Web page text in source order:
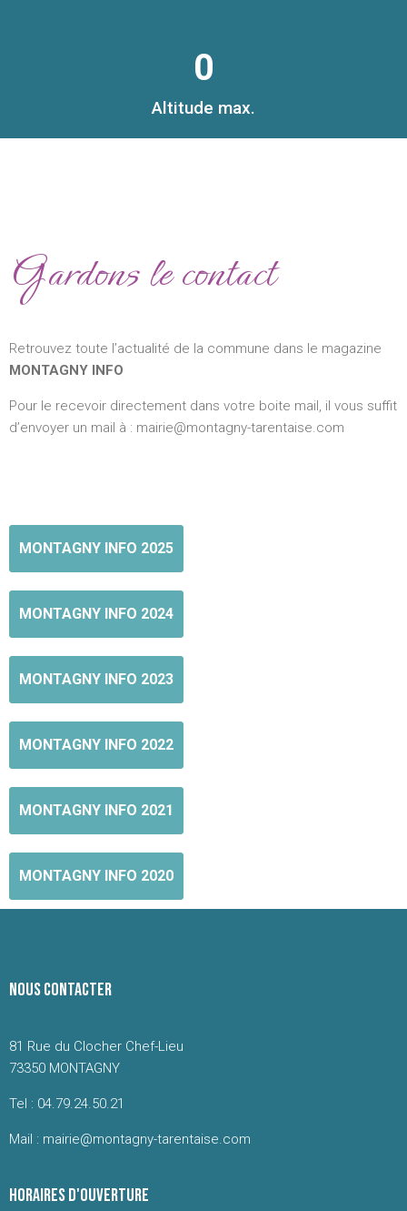
Altitude max.
0
Gardons le contact
Retrouvez toute l’actualité de la commune dans le magazine
MONTAGNY INFO
Pour le recevoir directement dans votre boite mail, il vous suffit
d’envoyer un mail à : mairie@montagny-tarentaise.com
MONTAGNY INFO 2025
MONTAGNY INFO 2024
MONTAGNY INFO 2023
MONTAGNY INFO 2022
MONTAGNY INFO 2021
MONTAGNY INFO 2020
NOUS CONTACTER
81 Rue du Clocher Chef-Lieu
73350 MONTAGNY
Tel : 04.79.24.50.21
Mail : mairie@montagny-tarentaise.com
HORAIRES D'OUVERTURE